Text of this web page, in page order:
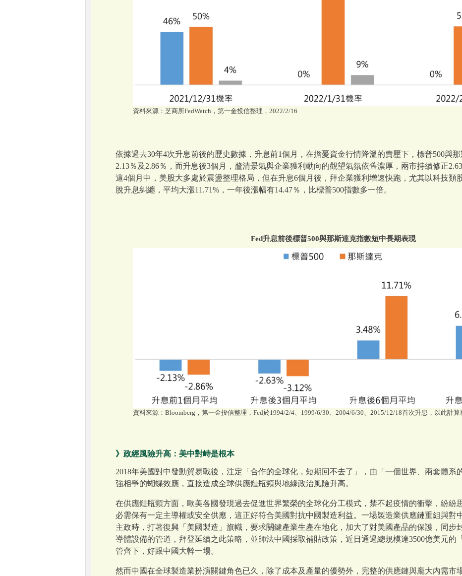
資料來源：芝商所FedWatch，第一金投信整理，2022/2/16
依據過去30年4次升息前後的歷史數據，升息前1個月，在擔憂資金行情降溫的賣壓下，標普500與
2.13％及2.86％，而升息後3個月，釐清景氣與企業獲利動向的觀望氣氛依舊濃厚，兩市持續修正
這4個月中，美股大多處於震盪整理格局，但在升息6個月後，拜企業獲利增速快跑，尤其以科技類
脫升息糾纏，平均大漲11.71%，一年後漲幅有14.47％，比標普500指數多一倍。
Fed升息前後標普500與那斯達克指數短中長期表現
資料來源：Bloomberg，第一金投信整理，Fed於1994/2/4、1999/6/30、2004/6/30、2015/12/18首次升息，以此計
》政經風險升高：美中對峙是根本
2018年美國對中發動貿易戰後，注定「合作的全球化，短期回不去了」，由「一個世界、兩套體系
強相爭的蝴蝶效應，直接造成全球供應鏈瓶頸與地緣政治風險升高。
在供應鏈瓶頸方面，歐美各國發現過去促進世界繁榮的全球化分工模式，禁不起疫情的衝擊，紛紛
必需保有一定主導權或安全供應，這正好符合美國對抗中國製造利益。一場製造業供應鏈重組與對
主政時，打著復興「美國製造」旗幟，要求關鍵產業生產在地化，加大了對美國產品的保護，同步
導體設備的管道，拜登延續之此策略，並師法中國採取補貼政策，近日通過總規模達3500億美元的
管齊下，好跟中國大幹一場。
然而中國在全球製造業扮演關鍵角色已久，除了成本及產量的優勢外，完整的供應鏈與龐大內需市